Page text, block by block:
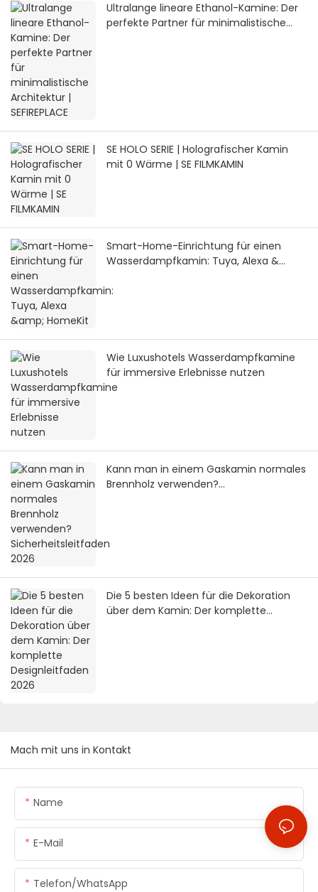
Ultralange lineare Ethanol-Kamine: Der
perfekte Partner für minimalistische
SE HOLO SERIE | Holografischer Kamin
mit 0 Wärme | SE FILMKAMIN
Smart-Home-Einrichtung für einen
Wasserdampfkamin: Tuya, Alexa &
Wie Luxushotels Wasserdampfkamine
für immersive Erlebnisse nutzen
Kann man in einem Gaskamin normales
Brennholz verwenden?
Die 5 besten Ideen für die Dekoration
über dem Kamin: Der komplette
Mach mit uns in Kontakt
Name
E-Mail
Telefon/WhatsApp